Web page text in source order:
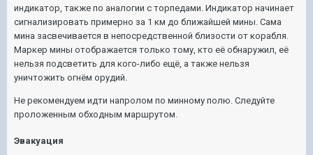
индикатор, также по аналогии с торпедами. Индикатор начинает
сигнализировать примерно за 1 км до ближайшей мины. Сама
мина засвечивается в непосредственной близости от корабля.
Маркер мины отображается только тому, кто её обнаружил, её
нельзя подсветить для кого-либо ещё, а также нельзя
уничтожить огнём орудий.
Не рекомендуем идти напролом по минному полю. Следуйте
проложенным обходным маршрутом.
Эвакуация